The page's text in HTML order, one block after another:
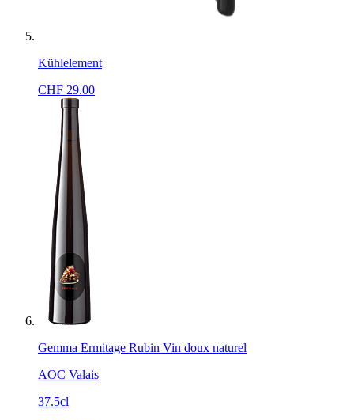
Kühlelement
CHF 29.00
Gemma Ermitage Rubin Vin doux naturel
AOC Valais
37.5cl